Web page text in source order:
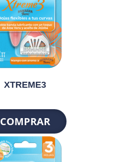
XTREME3
COMPRAR